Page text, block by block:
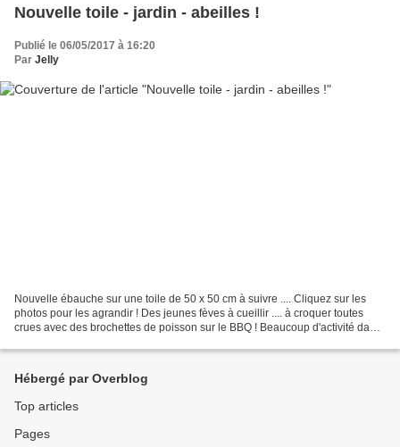
Nouvelle toile - jardin - abeilles !
Publié le 06/05/2017 à 16:20
Par Jelly
Nouvelle ébauche sur une toile de 50 x 50 cm à suivre .... Cliquez sur les
photos pour les agrandir ! Des jeunes fèves à cueillir .... à croquer toutes
crues avec des brochettes de poisson sur le BBQ ! Beaucoup d'activité dans
Hébergé par Overblog
Top articles
Pages